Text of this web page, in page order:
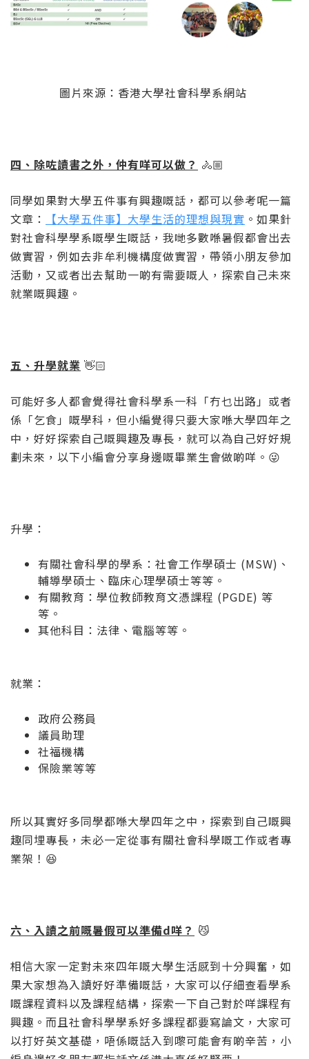
圖片來源：香港大學社會科學系網站
四、除咗讀書之外，仲有咩可以做？ 🚴🏼
同學如果對大學五件事有興趣嘅話，都可以參考呢一篇
文章：
【大學五件事】大學生活的理想與現實 。如果針
對社會科學學系嘅學生嘅話，我哋多數喺暑假都會出去
做實習，例如去非牟利機構度做實習，帶領小朋友參加
活動，又或者出去幫助一啲有需要嘅人，探索自己未來
就業嘅興趣。
五、升學就業 👋🏻
可能好多人都會覺得社會科學系一科「冇乜出路」或者
係「乞食」嘅學科，但小編覺得只要大家喺大學四年之
中，好好探索自己嘅興趣及專長，就可以為自己好好規
劃未來，以下小編會分享身邊嘅畢業生會做啲咩。😜
升學：
有關社會科學的學系：社會工作學碩士 (MSW)、
輔導學碩士、臨床心理學碩士等等。
有關教育：學位教師教育文憑課程 (PGDE) 等
等。
其他科目：法律、電腦等等。
就業：
政府公務員
議員助理
社福機構
保險業等等
所以其實好多同學都喺大學四年之中，探索到自己嘅興
趣同埋專長，未必一定從事有關社會科學嘅工作或者專
業架！😆
六、入讀之前嘅暑假可以準備d咩？ 😼
相信大家一定對未來四年嘅大學生活感到十分興奮，如
果大家想為入讀好好準備嘅話，大家可以仔細查看學系
嘅課程資料以及課程結構，探索一下自己對於咩課程有
興趣。而且社會科學學系好多課程都要寫論文，大家可
以打好英文基礎，唔係嘅話入到嚟可能會有啲辛苦，小